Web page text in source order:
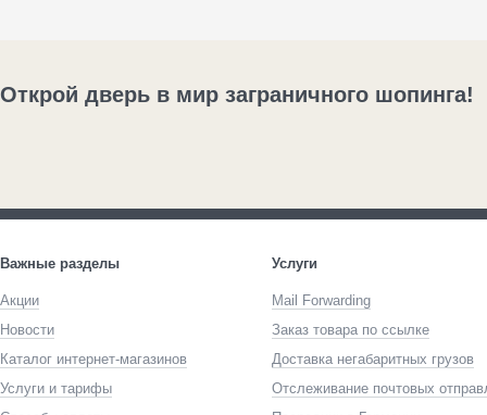
Открой дверь в мир заграничного шопинга!
Важные разделы
Акции
Новости
Каталог интернет-магазинов
Услуги и тарифы
Услуги
Mail Forwarding
Заказ товара по ссылке
Доставка негабаритных грузов
Отслеживание почтовых